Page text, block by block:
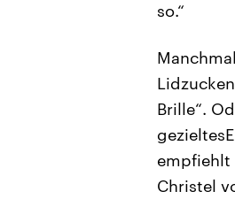
so.“
Brille“.
empfiehlt
Christel